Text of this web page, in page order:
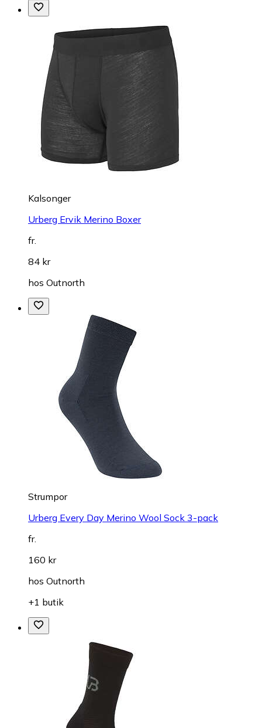
Kalsonger
Urberg Ervik Merino Boxer
fr.
84 kr
hos Outnorth
Strumpor
Urberg Every Day Merino Wool Sock 3-pack
fr.
160 kr
hos Outnorth
+1 butik